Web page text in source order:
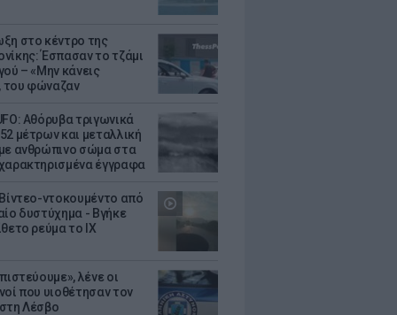
στο κέντρο της
Έσπασαν το τζάμι
– «Μην κάνεις
του φώναζαν
Αθόρυβα τριγωνικά
μέτρων και μεταλλική
ανθρώπινο σώμα στα
έγγραφα
ντοκουμέντο από
δυστύχημα - Βγήκε
ρεύμα το ΙΧ
λένε οι
που υιοθέτησαν τον
Λέσβο